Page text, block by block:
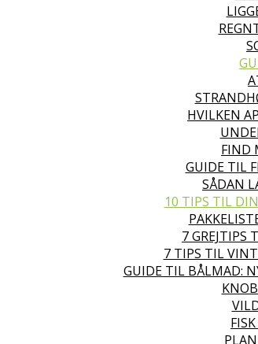
HVILKEN
FIND
GUIDE TIL
SÅDAN
10 TIPS TIL
7 GREJTIPS
7 TIPS TIL
GUIDE TIL BÅLMAD: